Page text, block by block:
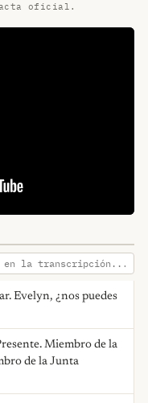
acta oficial.
Evelyn, ¿nos puedes
Miembro de la
de la Junta